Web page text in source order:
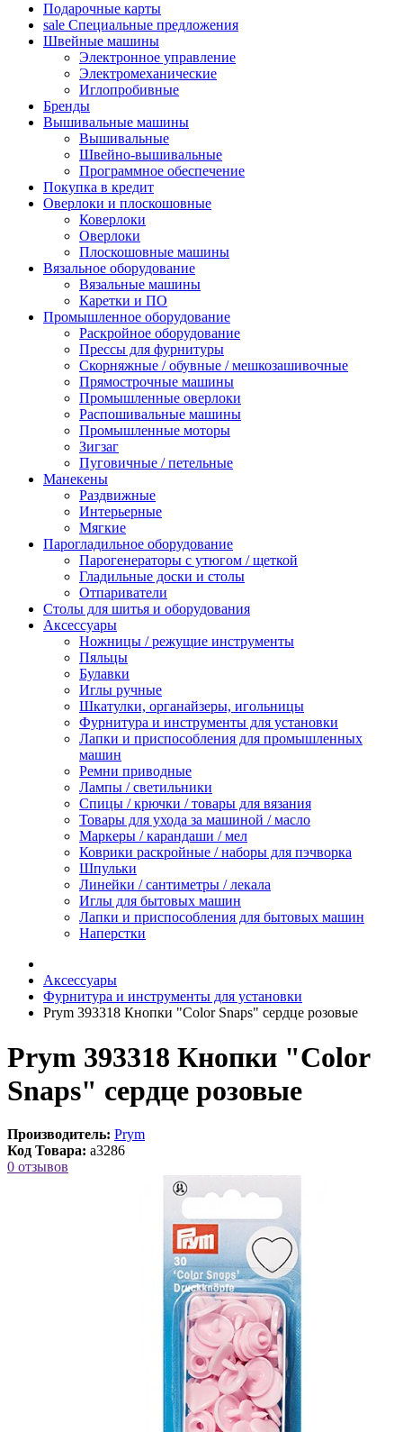
Подарочные карты
sale Специальные предложения
Швейные машины
Электронное управление
Электромеханические
Иглопробивные
Бренды
Вышивальные машины
Вышивальные
Швейно-вышивальные
Программное обеспечение
Покупка в кредит
Оверлоки и плоскошовные
Коверлоки
Оверлоки
Плоскошовные машины
Вязальное оборудование
Вязальные машины
Каретки и ПО
Промышленное оборудование
Раскройное оборудование
Прессы для фурнитуры
Скорняжные / обувные / мешкозашивочные
Прямострочные машины
Промышленные оверлоки
Распошивальные машины
Промышленные моторы
Зигзаг
Пуговичные / петельные
Манекены
Раздвижные
Интерьерные
Мягкие
Парогладильное оборудование
Парогенераторы с утюгом / щеткой
Гладильные доски и столы
Отпариватели
Столы для шитья и оборудования
Аксессуары
Ножницы / режущие инструменты
Пяльцы
Булавки
Иглы ручные
Шкатулки, органайзеры, игольницы
Фурнитура и инструменты для установки
Лапки и приспособления для промышленных
машин
Ремни приводные
Лампы / светильники
Спицы / крючки / товары для вязания
Товары для ухода за машиной / масло
Маркеры / карандаши / мел
Коврики раскройные / наборы для пэчворка
Шпульки
Линейки / сантиметры / лекала
Иглы для бытовых машин
Лапки и приспособления для бытовых машин
Наперстки
Аксессуары
Фурнитура и инструменты для установки
Prym 393318 Кнопки "Color Snaps" сердце розовые
Prym 393318 Кнопки "Color
Snaps" сердце розовые
Производитель: Prym
Код Товара: a3286
0 отзывов